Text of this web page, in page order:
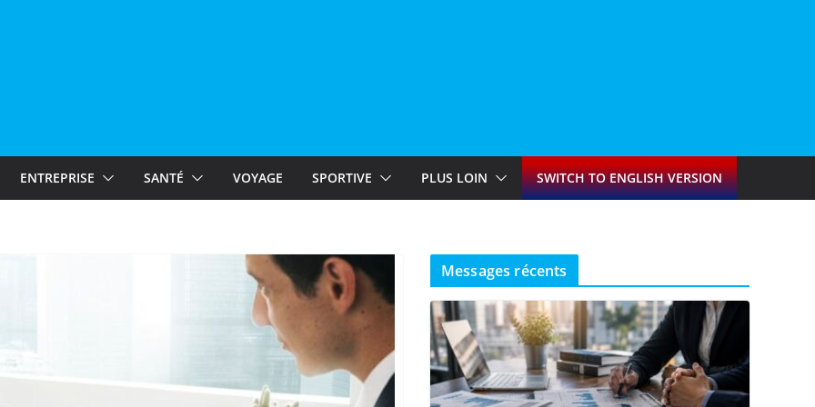
ENTREPRISE SANTÉ VOYAGE SPORTIVE PLUS LOIN SWITCH TO ENGLISH VERSION
Messages récents